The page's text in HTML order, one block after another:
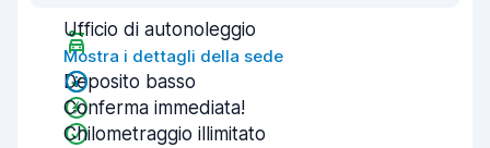
Ufficio di autonoleggio
Mostra i dettagli della sede
Deposito basso
Conferma immediata!
Chilometraggio illimitato